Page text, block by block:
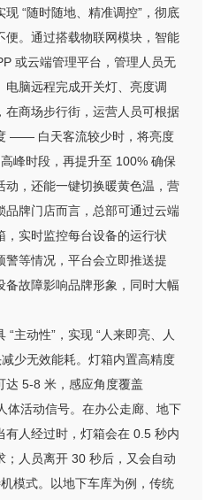
“随时随地、精准调控”，彻底
便。通过搭载物联网模块，智能
或云端管理平台，管理人员无
脑远程完成开关灯、亮度调
在商场步行街，运营人员可根据
—— 白天客流较少时，将亮度
峰时段，再提升至 100% 确保
动，还能一键切换暖黄色温，营
品牌门店而言，总部可通过云端
实时监控每台设备的运行状
等情况，平台会立即推送提
备故障影响品牌形象，同时大幅
“主动性”，实现 “人来即亮、人
少无效能耗。灯箱内置高精度
达 5-8 米，感应角度覆盖
体活动信号。在办公走廊、地下
有人经过时，灯箱会在 0.5 秒内
；人员离开 30 秒后，又会自动
模式。以地下车库为例，传统